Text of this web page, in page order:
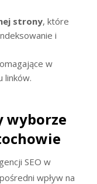
strony, które
i
w
linków.
wyborze
SEO w
wpływ na